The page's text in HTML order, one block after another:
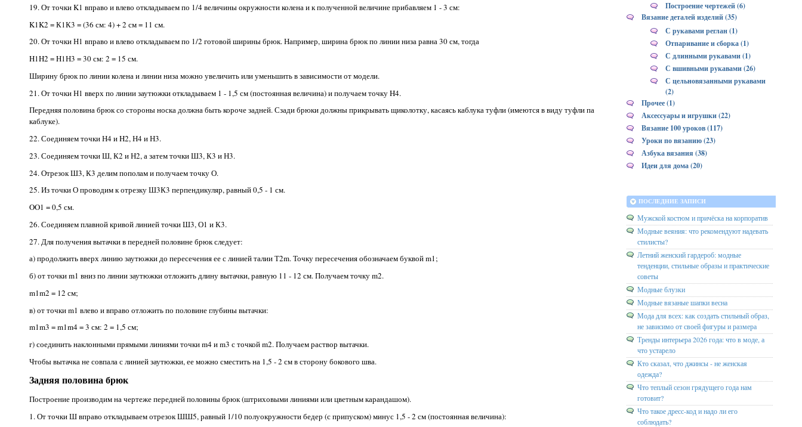
19. От точки K1 вправо и влево откладываем по 1/4 величины окружности колена и к полученной величине прибавляем 1 - 3 см:
K1K2 = К1К3 = (36 см: 4) + 2 см = 11 см.
20. От точки Н1 вправо и влево откладываем по 1/2 готовой ширины брюк. Например, ширина брюк по линии низа равна 30 см, тогда
H1H2 = H1Н3 = 30 см: 2 = 15 см.
Ширину брюк по линии колена и линии низа можно увеличить или уменьшить в зависимости от модели.
21. От точки Н1 вверх по линии заутюжки откладываем 1 - 1,5 см (постоянная величина) и получаем точку H4.
Передняя половина брюк со стороны носка должна быть короче задней. Сзади брюки должны прикрывать щиколотку, касаясь каблука туфли (имеются в виду туфли па
каблуке).
22. Соединяем точки Н4 и H2, Н4 и Н3.
23. Соединяем точки Ш, К2 и Н2, а затем точки Ш3, К3 и Н3.
24. Отрезок Ш3, К3 делим пополам и получаем точку О.
25. Из точки О проводим к отрезку Ш3К3 перпендикуляр, равный 0,5 - 1 см.
OO1 = 0,5 см.
26. Соединяем плавной кривой линией точки Ш3, О1 и К3.
27. Для получения вытачки в передней половине брюк следует:
а) продолжить вверх линию заутюжки до пересечения ее с линией талии Т2m. Точку пересечения обозначаем буквой m1;
б) от точки m1 вниз по линии заутюжки отложить длину вытачки, равную 11 - 12 см. Получаем точку m2.
m1m2 = 12 см;
в) от точки m1 влево и вправо отложить по половине глубины вытачки:
m1m3 = m1m4 = 3 см: 2 = 1,5 см;
г) соединить наклонными прямыми линиями точки m4 и m3 с точкой m2. Получаем раствор вытачки.
Чтобы вытачка не совпала с линией заутюжки, ее можно сместить на 1,5 - 2 см в сторону бокового шва.
Задняя половина брюк
Построение производим на чертеже передней половины брюк (штриховыми линиями или цветным карандашом).
1. От точки Ш вправо откладываем отрезок ШШ5, равный 1/10 полуокружности бедер (с припуском) минус 1,5 - 2 см (постоянная величина):
Построение чертежей (6)
Вязание деталей изделий (35)
С рукавами реглан (1)
Отпаривание и сборка (1)
С длинными рукавами (1)
С вшивными рукавами (26)
С цельновязанными рукавами
(2)
Прочее (1)
Аксессуары и игрушки (22)
Вязание 100 уроков (117)
Уроки по вязанию (23)
Азбука вязания (38)
Идеи для дома (20)
ПОСЛЕДНИЕ ЗАПИСИ
Мужской костюм и причёска на корпоратив
Модные веяния: что рекомендуют надевать
стилисты?
Летний женский гардероб: модные
тенденции, стильные образы и практические
советы
Модные блузки
Модные вязаные шапки весна
Мода для всех: как создать стильный образ,
не зависимо от своей фигуры и размера
Тренды интерьера 2026 года: что в моде, а
что устарело
Кто сказал, что джинсы - не женская
одежда?
Что теплый сезон грядущего года нам
готовит?
Что такое дресс-код и надо ли его
соблюдать?